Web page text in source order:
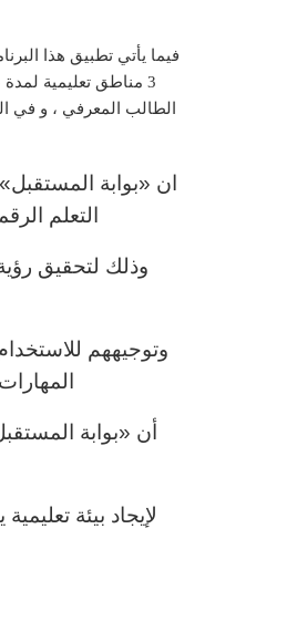
3 مناطق تعليمية
ان «بوابة
التعلم
وتوجيههم
أن «بوابة
لإيجاد بيئة